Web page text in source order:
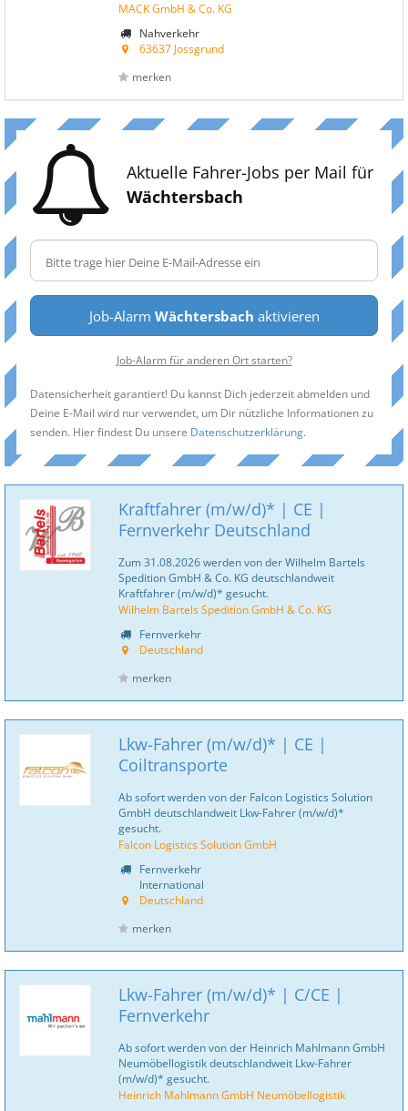
MACK GmbH & Co. KG
Nahverkehr
63637 Jossgrund
merken
Aktuelle Fahrer-Jobs per Mail für
Wächtersbach
Job-Alarm Wächtersbach aktivieren
Job-Alarm für anderen Ort starten?
Datensicherheit garantiert! Du kannst Dich jederzeit abmelden und
Deine E-Mail wird nur verwendet, um Dir nützliche Informationen zu
senden. Hier findest Du unsere Datenschutzerklärung.
Kraftfahrer (m/w/d)* | CE |
Fernverkehr Deutschland
Zum 31.08.2026 werden von der Wilhelm Bartels
Spedition GmbH & Co. KG deutschlandweit
Kraftfahrer (m/w/d)* gesucht.
Wilhelm Bartels Spedition GmbH & Co. KG
Fernverkehr
Deutschland
merken
Lkw-Fahrer (m/w/d)* | CE |
Coiltransporte
Ab sofort werden von der Falcon Logistics Solution
GmbH deutschlandweit Lkw-Fahrer (m/w/d)*
gesucht.
Falcon Logistics Solution GmbH
Fernverkehr
International
Deutschland
merken
Lkw-Fahrer (m/w/d)* | C/CE |
Fernverkehr
Ab sofort werden von der Heinrich Mahlmann GmbH
Neumöbellogistik deutschlandweit Lkw-Fahrer
(m/w/d)* gesucht.
Heinrich Mahlmann GmbH Neumöbellogistik